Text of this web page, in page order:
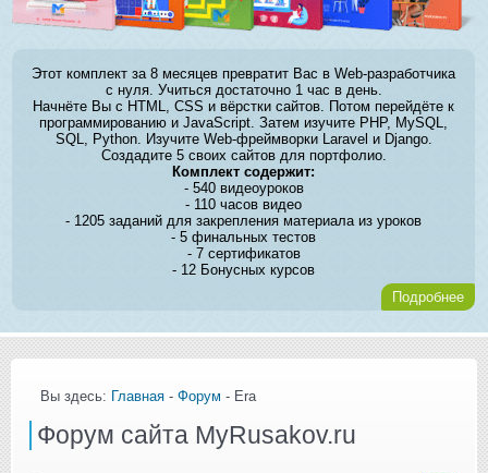
Этот комплект за 8 месяцев превратит Вас в Web-разработчика
с нуля. Учиться достаточно 1 час в день.
Начнёте Вы с HTML, CSS и вёрстки сайтов. Потом перейдёте к
программированию и JavaScript. Затем изучите PHP, MySQL,
SQL, Python. Изучите Web-фреймворки Laravel и Django.
Создадите 5 своих сайтов для портфолио.
Комплект содержит:
- 540 видеоуроков
- 110 часов видео
- 1205 заданий для закрепления материала из уроков
- 5 финальных тестов
- 7 сертификатов
- 12 Бонусных курсов
Подробнее
Вы здесь: Главная - Форум - Era
Форум сайта MyRusakov.ru